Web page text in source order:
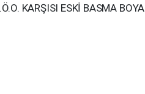
KARŞISI ESKİ BASMA BOYA